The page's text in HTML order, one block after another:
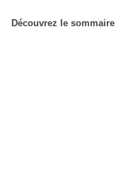
Découvrez le sommaire